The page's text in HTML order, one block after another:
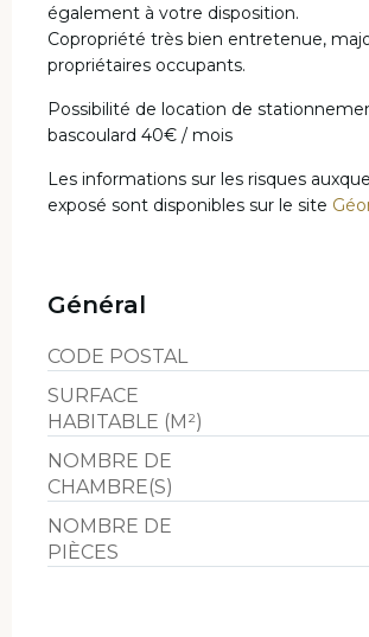
également à votre disposition.
Copropriété très bien entretenue,
propriétaires occupants.
Possibilité de location de
bascoulard 40€ / mois
Les informations sur les risques
exposé sont disponibles sur le site
Général
CODE POSTAL
SURFACE
HABITABLE (M²)
NOMBRE DE
CHAMBRE(S)
NOMBRE DE
PIÈCES